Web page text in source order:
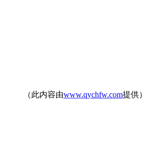
（此内容由www.qychfw.com提供）